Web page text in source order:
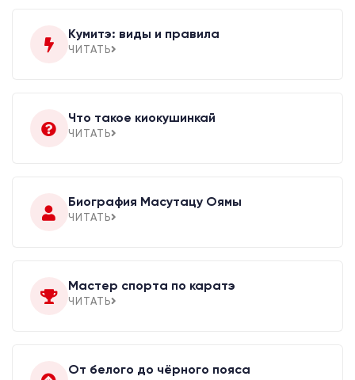
Кумитэ: виды и правила
ЧИТАТЬ
Что такое киокушинкай
ЧИТАТЬ
Биография Масутацу Оямы
ЧИТАТЬ
Мастер спорта по каратэ
ЧИТАТЬ
От белого до чёрного пояса